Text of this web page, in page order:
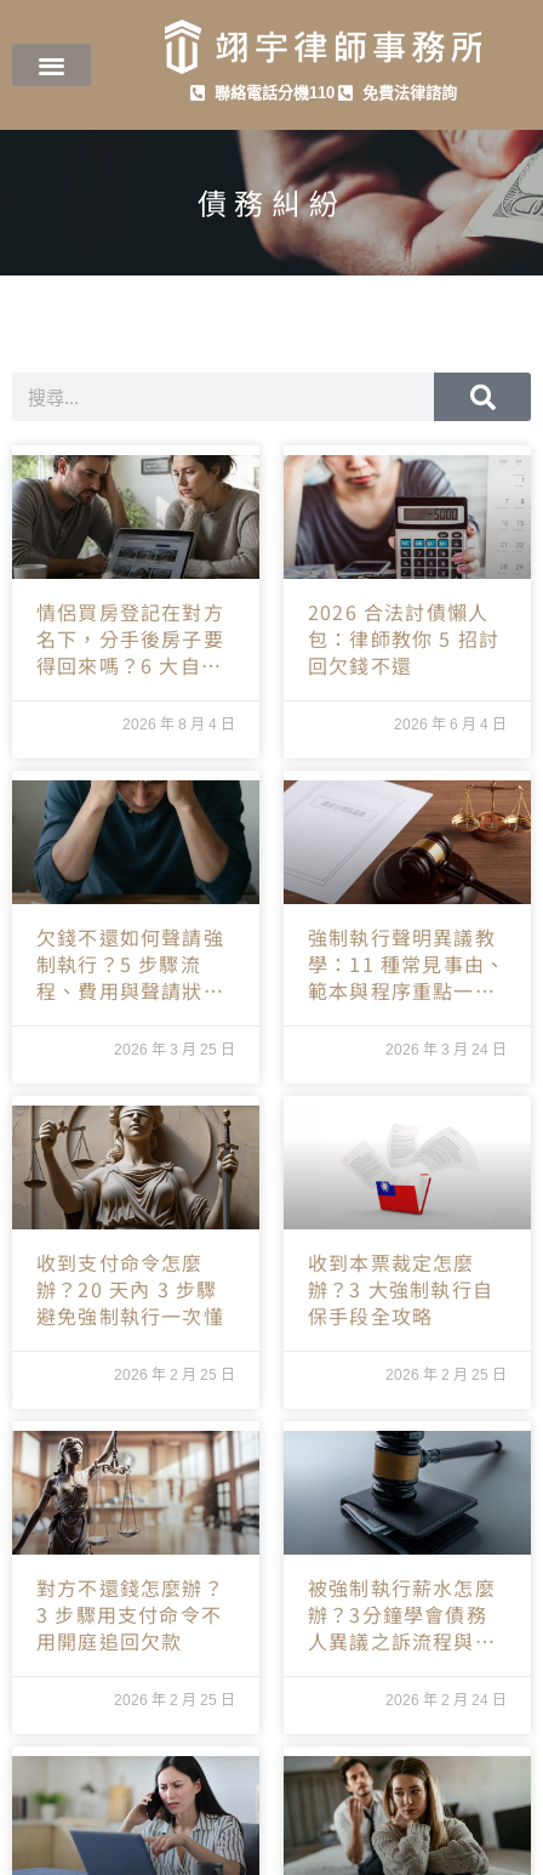
聯絡電話分機110 免費法律諮詢
債務糾紛
情侶買房登記在對方
名下，分手後房子要
得回來嗎？6 大自保
2026 年 8 月 4 日
2026 合法討債懶人
包：律師教你 5 招討
回欠錢不還
2026 年 6 月 4 日
欠錢不還如何聲請強
制執行？5 步驟流
程、費用與聲請狀範
2026 年 3 月 25 日
強制執行聲明異議教
學：11 種常見事由、
範本與程序重點一次
2026 年 3 月 24 日
收到支付命令怎麼
辦？20 天內 3 步驟
避免強制執行一次懂
2026 年 2 月 25 日
收到本票裁定怎麼
辦？3 大強制執行自
保手段全攻略
2026 年 2 月 25 日
對方不還錢怎麼辦？
3 步驟用支付命令不
用開庭追回欠款
2026 年 2 月 25 日
被強制執行薪水怎麼
辦？3分鐘學會債務
人異議之訴流程與救
2026 年 2 月 24 日